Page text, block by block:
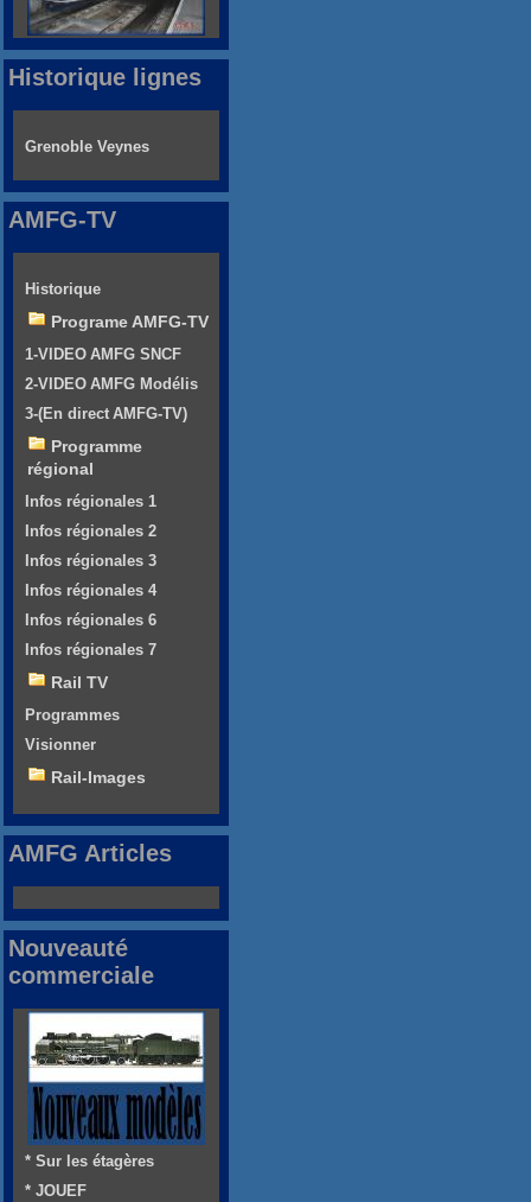
Historique lignes
Grenoble Veynes
AMFG-TV
Historique
Programe AMFG-TV
1-VIDEO AMFG SNCF
2-VIDEO AMFG Modélis
3-(En direct AMFG-TV)
Programme
régional
Infos régionales 1
Infos régionales 2
Infos régionales 3
Infos régionales 4
Infos régionales 6
Infos régionales 7
Rail TV
Programmes
Visionner
Rail-Images
AMFG Articles
Nouveauté
commerciale
* Sur les étagères
* JOUEF